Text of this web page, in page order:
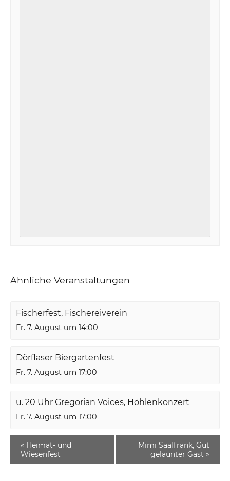
Ähnliche Veranstaltungen
Fischerfest, Fischereiverein
Fr. 7. August um 14:00
Dörflaser Biergartenfest
Fr. 7. August um 17:00
u. 20 Uhr Gregorian Voices, Höhlenkonzert
Fr. 7. August um 17:00
« Heimat- und
Wiesenfest
Mimi Saalfrank, Gut
gelaunter Gast »